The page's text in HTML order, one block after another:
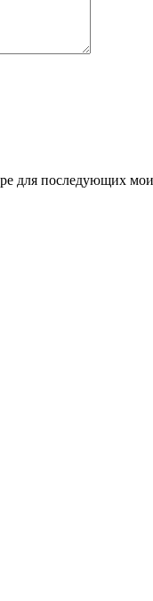
для последующих